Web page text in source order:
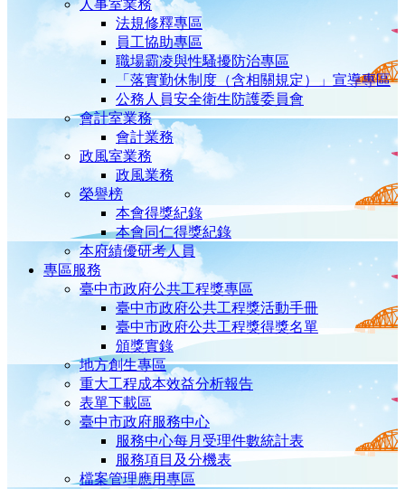
人事室業務
法規修釋專區
員工協助專區
職場霸凌與性騷擾防治專區
「落實勤休制度（含相關規定）」宣導專區
公務人員安全衛生防護委員會
會計室業務
會計業務
政風室業務
政風業務
榮譽榜
本會得獎紀錄
本會同仁得獎紀錄
本府績優研考人員
專區服務
臺中市政府公共工程獎專區
臺中市政府公共工程獎活動手冊
臺中市政府公共工程獎得獎名單
頒獎實錄
地方創生專區
重大工程成本效益分析報告
表單下載區
臺中市政府服務中心
服務中心每月受理件數統計表
服務項目及分機表
檔案管理應用專區